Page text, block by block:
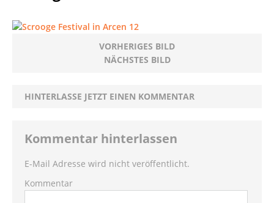
VORHERIGES BILD
NÄCHSTES BILD
HINTERLASSE JETZT EINEN KOMMENTAR
Kommentar hinterlassen
E-Mail Adresse wird nicht veröffentlicht.
Kommentar